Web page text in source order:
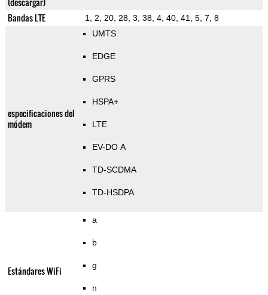
Bandas LTE 1, 2, 20, 28, 3, 38, 4, 40, 41, 5, 7, 8
especificaciones del
módem
UMTS
EDGE
GPRS
HSPA+
LTE
EV-DO A
TD-SCDMA
TD-HSDPA
Estándares WiFi
a
b
g
n